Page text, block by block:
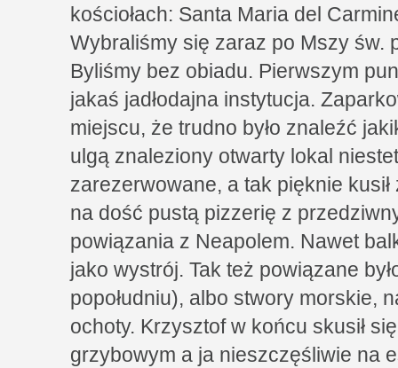
kościołach: Santa Maria del
Wybraliśmy się zaraz po Mszy św.
Byliśmy bez obiadu. Pierwszym
jakaś jadłodajna instytucja.
miejscu, że trudno było znaleźć
ulgą znaleziony otwarty lokal
zarezerwowane, a tak pięknie
na dość pustą pizzerię z
powiązania z Neapolem. Nawet
jako wystrój. Tak też powiązane
popołudniu), albo stwory morskie,
ochoty. Krzysztof w końcu skusił
grzybowym a ja nieszczęśliwie na